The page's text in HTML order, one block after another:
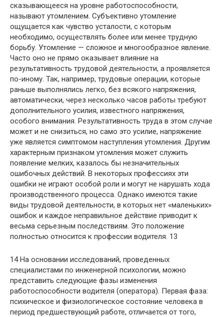
сказывающееся на уровне работоспособности,
называют утомлением. Субъективно утомление
ощущается как чувство усталости, с которым
необходимо, осуществлять более или менее трудную
борьбу. Утомление — сложное и многообразное явление.
Часто оно не прямо оказывает влияние на
результативность трудовой деятельности, а проявляется
по-иному. Так, например, трудовые операции, которые
раньше выполнялись легко, без всякого напряжения,
автоматически, через несколько часов работы требуют
дополнительного усилия, известного напряжения,
особого внимания. Результативность труда в этом случае
может и не снизиться, но само это усилие, напряжение
уже является симптомом наступления утомления. Другим
характерным признаком утомления может служить
появление мелких, казалось бы незначительных
ошибочных действий. В некоторых профессиях эти
ошибки не играют особой роли и могут не нарушать хода
производственного процесса. Однако имеются такие
виды трудовой деятельности, в которых нет «маленьких»
ошибок и каждое неправильное действие приводит к
весьма серьезным последствиям. Это положение
полностью относится к профессии водителя. 13
14 На основании исследований, проведенных
специалистами по инженерной психологии, можно
представить следующие фазы изменения
работоспособности водителя (оператора). Первая фаза:
психическое и физиологическое состояние человека в
период предшествующий работе, отличается от того,